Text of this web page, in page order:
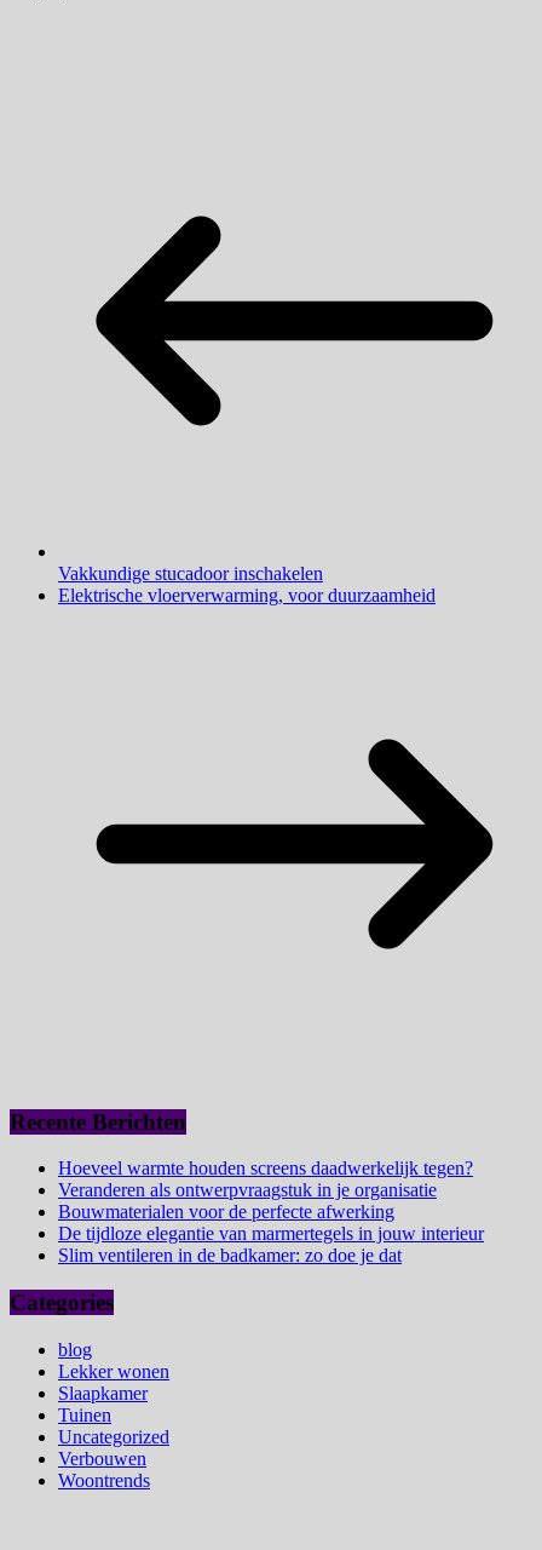
Vakkundige stucadoor inschakelen
Elektrische vloerverwarming, voor duurzaamheid
Recente Berichten
Hoeveel warmte houden screens daadwerkelijk tegen?
Veranderen als ontwerpvraagstuk in je organisatie
Bouwmaterialen voor de perfecte afwerking
De tijdloze elegantie van marmertegels in jouw interieur
Slim ventileren in de badkamer: zo doe je dat
Categories
blog
Lekker wonen
Slaapkamer
Tuinen
Uncategorized
Verbouwen
Woontrends